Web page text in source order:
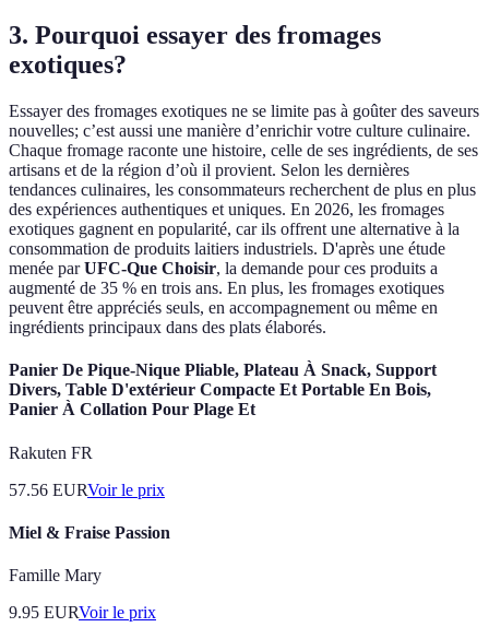
3. Pourquoi essayer des fromages
exotiques?
Essayer des fromages exotiques ne se limite pas à goûter des saveurs
nouvelles; c’est aussi une manière d’enrichir votre culture culinaire.
Chaque fromage raconte une histoire, celle de ses ingrédients, de ses
artisans et de la région d’où il provient. Selon les dernières
tendances culinaires, les consommateurs recherchent de plus en plus
des expériences authentiques et uniques. En 2026, les fromages
exotiques gagnent en popularité, car ils offrent une alternative à la
consommation de produits laitiers industriels. D'après une étude
menée parUFC-Que Choisir, la demande pour ces produits a
augmenté de 35 % en trois ans. En plus, les fromages exotiques
peuvent être appréciés seuls, en accompagnement ou même en
ingrédients principaux dans des plats élaborés.
Panier De Pique-Nique Pliable, Plateau À Snack, Support
Divers, Table D'extérieur Compacte Et Portable En Bois,
Panier À Collation Pour Plage Et
Rakuten FR
57.56 EURVoir le prix
Miel & Fraise Passion
Famille Mary
9.95 EURVoir le prix